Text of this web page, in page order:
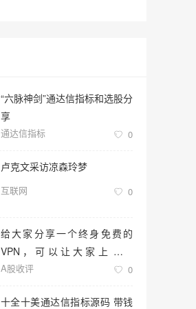
“六脉神剑”通达信指标和选股分
享
通达信指标 0
卢克文采访凉森玲梦
互联网 0
给大家分享一个终身免费的
VPN，可以让大家上油管
（YouTube）看视频，去twitter
A股收评 0
十全十美通达信指标源码 带钱